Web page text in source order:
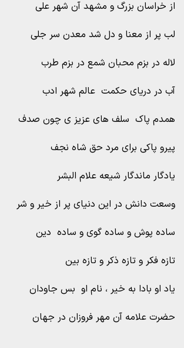
از خراسان بزرگ و مشهد آن شهر علی
لب پر از معنا و دل شد معدن سر جلی
لاله در بزم محبان شمع در بزم طرب
آب در دریای حکمت عالم شهر ادب
همدم پاک سلف های عزیز ی چون صدف
پیرو پاکی برای مرد حق شاه نجف
یادگار ماندگار شیعه علام البشر
وسعت دانش در این دنیای پر از خیر و شر
ساده پوش و ساده گوی و ساده دین
تازه فکر و تازه ذکر و تازه بین
یاد او بادا به خیر ، نام او بس جاودان
حضرت علامه آن مهر فروزان در جهان